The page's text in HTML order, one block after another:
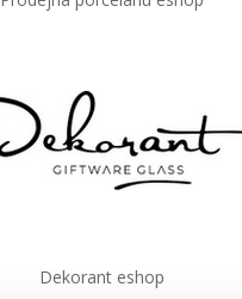
Dekorant eshop